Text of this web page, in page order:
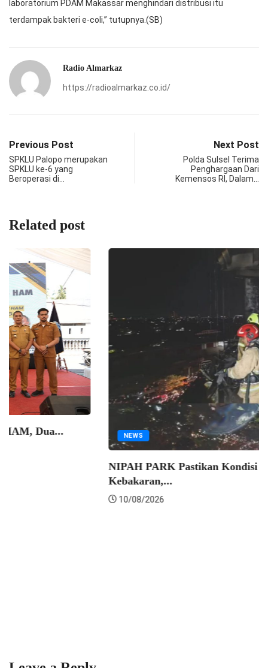
laboratorium PDAM Makassar menghindari distribusi itu
terdampak bakteri e-coli,” tutupnya.(SB)
Radio Almarkaz
https://radioalmarkaz.co.id/
Previous Post
SPKLU Palopo merupakan
SPKLU ke-6 yang
Beroperasi di…
Next Post
Polda Sulsel Terima
Penghargaan Dari
Kemensos RI, Dalam…
Related post
PEMKOT MAKASSAR
Makassar Jadi Pilot Project Sadar HAM, Dua...